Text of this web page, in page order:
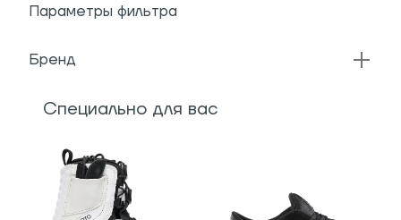
Параметры фильтра
Бренд
Специально для вас